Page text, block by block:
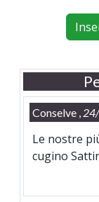
Conselve ,
Le nostre
cugino